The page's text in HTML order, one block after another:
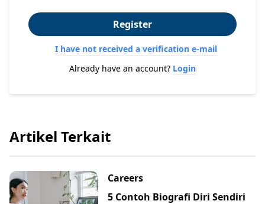
Register
I have not received a verification e-mail
Already have an account? Login
Artikel Terkait
Careers
5 Contoh Biografi Diri Sendiri